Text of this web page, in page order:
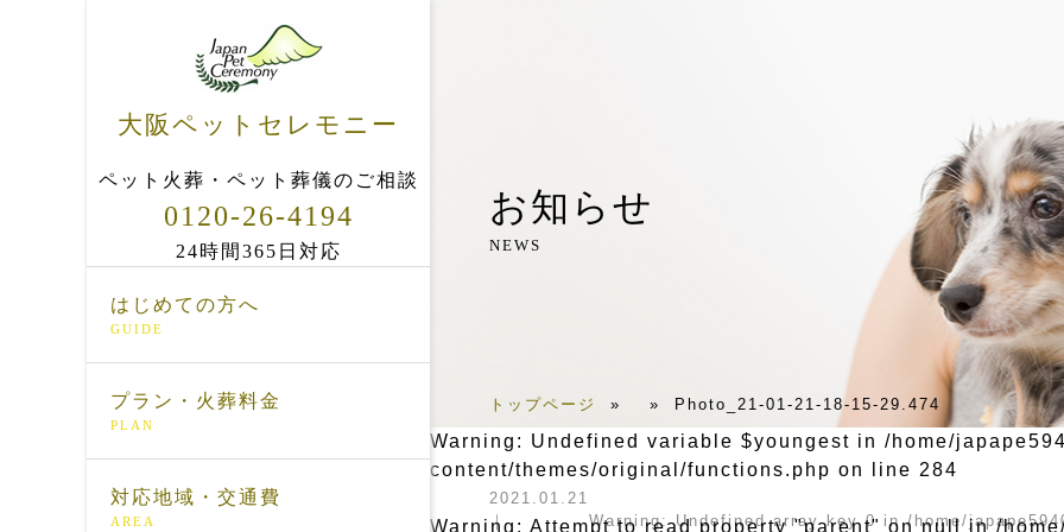
大阪ペットセレモニー
ペット火葬・ペット葬儀のご相談
0120-26-4194
24時間365日対応
はじめての方へ
GUIDE
プラン・火葬料金
PLAN
対応地域・交通費
AREA
お知らせ
NEWS
Warning : Undefined variable $youngest in /home/
content/themes/original/functions.php on line 284
Warning : Attempt to read property "parent" on null in/
トップページ » » Photo_21-01-21-18-15-29.474
2021.01.21
Warning: Undefined array key 0 in/home/